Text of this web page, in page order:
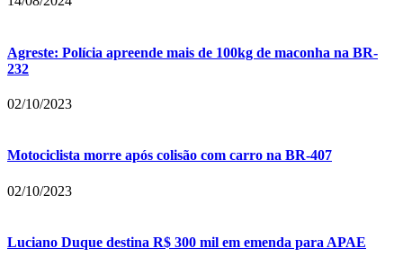
Agreste: Polícia apreende mais de 100kg de maconha na BR-
232
02/10/2023
Motociclista morre após colisão com carro na BR-407
02/10/2023
Luciano Duque destina R$ 300 mil em emenda para APAE